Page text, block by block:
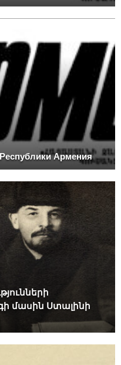
Армения
մասին Ստալինի